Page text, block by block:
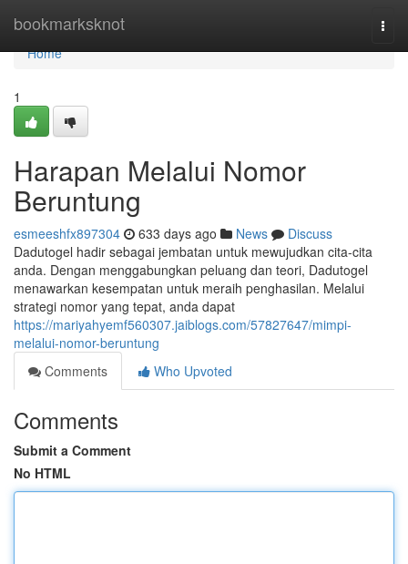
bookmarksknot
Home
Home
1
Harapan Melalui Nomor
Beruntung
esmeeshfx897304 633 days ago News
Discuss
Dadutogel hadir sebagai jembatan untuk mewujudkan cita-cita
anda. Dengan menggabungkan peluang dan teori, Dadutogel
menawarkan kesempatan untuk meraih penghasilan. Melalui
strategi nomor yang tepat, anda dapat
https://mariyahyemf560307.jaiblogs.com/57827647/mimpi-
melalui-nomor-beruntung
Comments
Who Upvoted
Comments
Submit a Comment
No HTML